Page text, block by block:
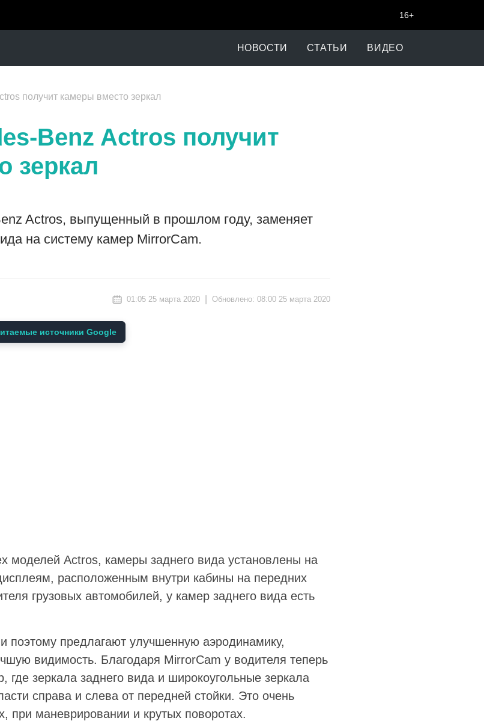
16+
НОВОСТИ СТАТЬИ ВИДЕО
получит камеры вместо зеркал
Benz Actros получит
зеркал
Actros, выпущенный в прошлом году, заменяет
на систему камер MirrorCam.
01:05 25 марта 2020 Обновлено:08:00 25 марта 2020
источники Google
моделей Actros, камеры заднего вида установлены на
расположенным внутри кабины на передних
грузовых автомобилей, у камер заднего вида есть
поэтому предлагают улучшенную аэродинамику,
видимость. Благодаря MirrorCam у водителя теперь
где зеркала заднего вида и широкоугольные зеркала
справа и слева от передней стойки. Это очень
при маневрировании и крутых поворотах.